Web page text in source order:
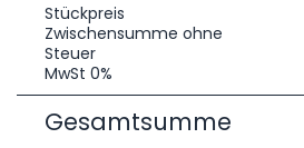
Stückpreis
Zwischensumme ohne
Steuer
MwSt 0%
Gesamtsumme